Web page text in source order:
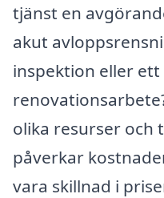
tjänst en
akut
inspektion eller
olika resurser och
påverkar
vara skillnad i